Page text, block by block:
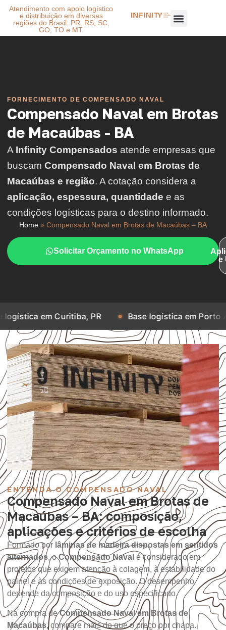
Atendimento com apoio logístico
e distribuição em diversas
regiões do Brasil: PR, RS, SC,
GO, TO e MT.
FORNECIMENTO DE COMPENSADO NAVAL
Compensado Naval em Brotas
de Macaúbas - BA
A Infinity Compensados atende empresas que
buscam Compensado Naval em Brotas de
Macaúbas e região. A cotação considera a
aplicação, espessura, quantidade e as
condições logísticas para o destino informado.
Home » Compensado Naval em Brotas de Macaúbas – BA
Solicitar Orçamento no WhatsApp
e
Curitiba, PR Base logística em Porto Alegre, RS
ENTENDA O COMPENSADO NAVAL
Compensado Naval em Brotas de
Macaúbas – BA: composição,
aplicações e critérios de escolha
Formado por lâminas de madeira dispostas em sentidos
alternados, oCompensado Naval é considerado em
projetos que exigem atenção à colagem, à estabilidade do
painel e às condições de exposição. O desempenho
depende da composição e do uso especificado.
Na compra deCompensado Naval em Brotas de
Macaúbas, compare mais do que o preço por chapa.